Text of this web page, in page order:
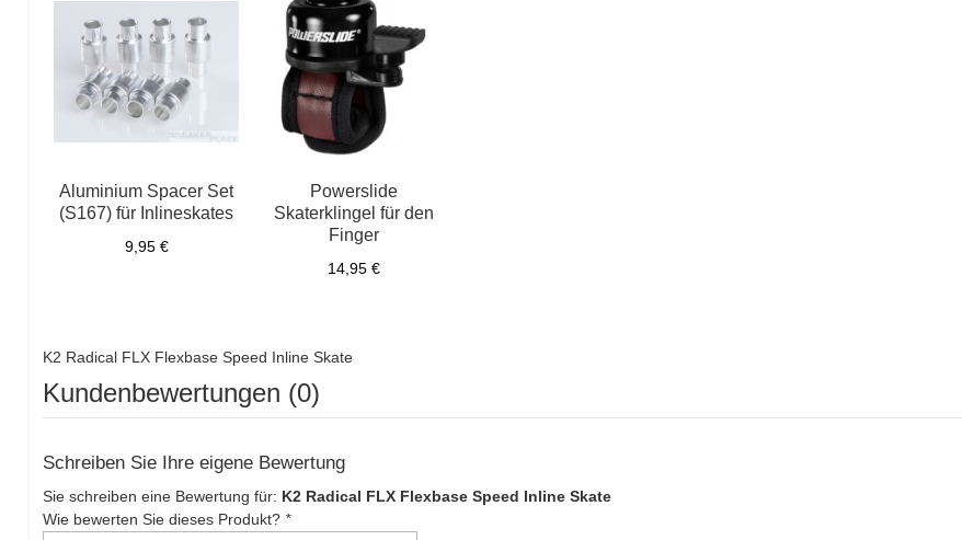
Aluminium Spacer Set
(S167) für Inlineskates
9,95 €
Powerslide
Skaterklingel für den
Finger
14,95 €
K2 Radical FLX Flexbase Speed Inline Skate
Kundenbewertungen (0)
Schreiben Sie Ihre eigene Bewertung
Sie schreiben eine Bewertung für: K2 Radical FLX Flexbase Speed Inline Skate
Wie bewerten Sie dieses Produkt? *